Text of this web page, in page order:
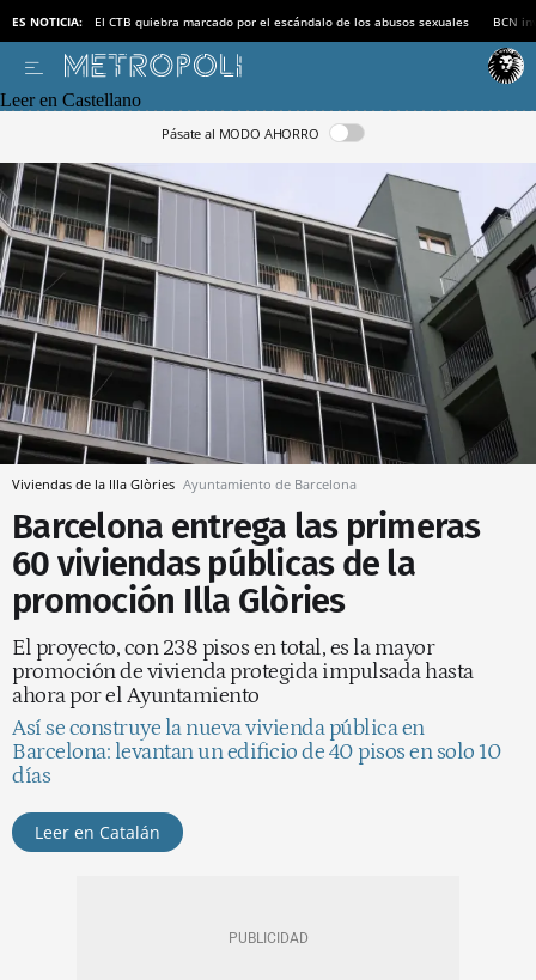
ES NOTICIA: El CTB quiebra marcado por el escándalo de los abusos sexuales BCN
Leer en Castellano
Pásate al MODO AHORRO
Viviendas de la Illa Glòries Ayuntamiento de Barcelona
Barcelona entrega las primeras
60 viviendas públicas de la
promoción Illa Glòries
El proyecto, con 238 pisos en total, es la mayor
promoción de vivienda protegida impulsada hasta
ahora por el Ayuntamiento
Así se construye la nueva vivienda pública en
Barcelona: levantan un edificio de 40 pisos en solo 10
días
Leer en Catalán